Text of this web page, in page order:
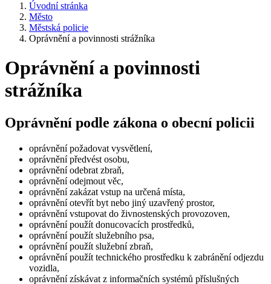
Úvodní stránka
Město
Městská policie
Oprávnění a povinnosti strážníka
Oprávnění a povinnosti
strážníka
Oprávnění podle zákona o obecní policii
oprávnění požadovat vysvětlení,
oprávnění předvést osobu,
oprávnění odebrat zbraň,
oprávnění odejmout věc,
oprávnění zakázat vstup na určená místa,
oprávnění otevřít byt nebo jiný uzavřený prostor,
oprávnění vstupovat do živnostenských provozoven,
oprávnění použít donucovacích prostředků,
oprávnění použít služebního psa,
oprávnění použít služební zbraň,
oprávnění použít technického prostředku k zabránění odjezdu
vozidla,
oprávnění získávat z informačních systémů příslušných